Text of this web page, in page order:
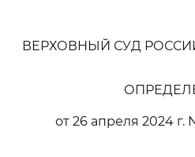
ВЕРХОВНЫЙ СУД
от 26 апреля 2024 г.